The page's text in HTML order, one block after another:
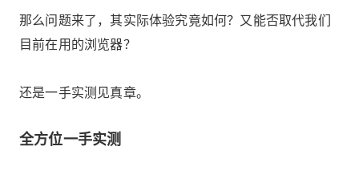
那么问题来了，其实际体验究竟如何？又能否取代我们
目前在用的浏览器？
还是一手实测见真章。
全方位一手实测